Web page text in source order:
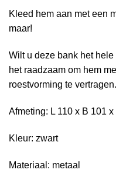
Kleed hem aan met een
maar!
Wilt u deze bank het
het raadzaam om hem
roestvorming te vertragen.
Afmeting: L 110 x B 101
Kleur: zwart
Materiaal: metaal